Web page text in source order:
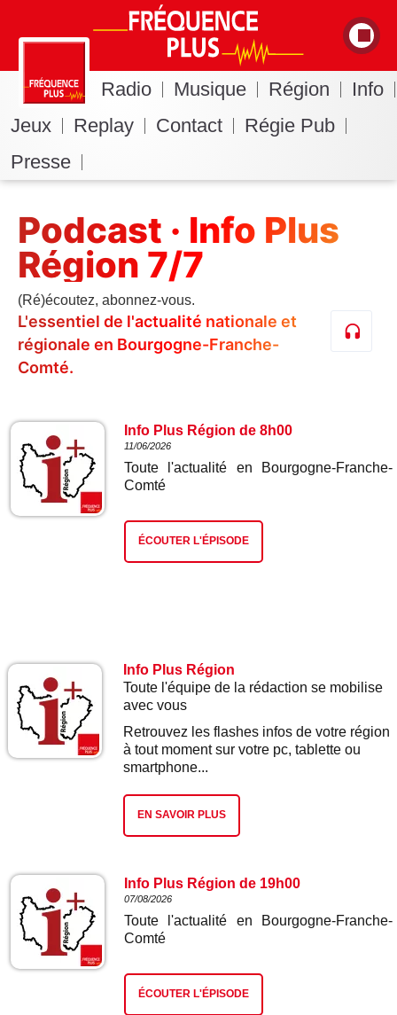
Radio Musique Région
Info
Jeux
Replay Contact
Régie Pub
Presse
Podcast · Info Plus
Région 7/7
(Ré)écoutez, abonnez-vous.
L'essentiel de l'actualité nationale et
régionale en Bourgogne-Franche-
Comté.
Info Plus Région de 8h00
11/06/2026
Toute l'actualité en Bourgogne-Franche-
Comté
ÉCOUTER L'ÉPISODE
Info Plus Région
Toute l'équipe de la rédaction se mobilise
avec vous
Retrouvez les flashes infos de votre région
à tout moment sur votre pc, tablette ou
smartphone...
EN SAVOIR PLUS
Info Plus Région de 19h00
07/08/2026
Toute l'actualité en Bourgogne-Franche-
Comté
ÉCOUTER L'ÉPISODE